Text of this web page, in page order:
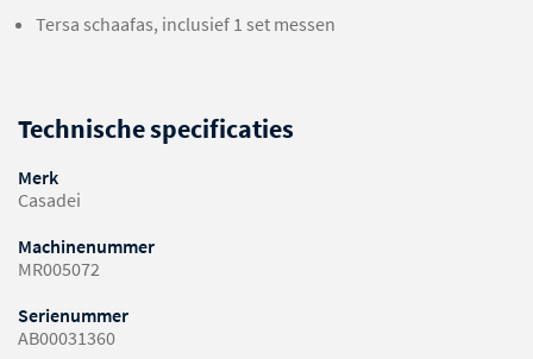
Tersa schaafas, inclusief 1 set messen
Technische specificaties
Merk
Casadei
Machinenummer
MR005072
Serienummer
AB00031360